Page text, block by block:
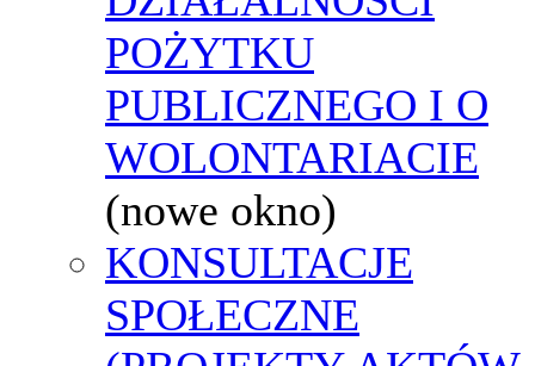
POŻYTKU
PUBLICZNEGO I O
WOLONTARIACIE
(nowe okno)
KONSULTACJE
SPOŁECZNE